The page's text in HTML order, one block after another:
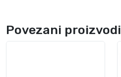
2
k
Povezani proizvodi